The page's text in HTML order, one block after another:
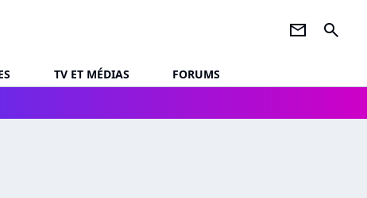
newsletter search
TV ET MÉDIAS
FORUMS